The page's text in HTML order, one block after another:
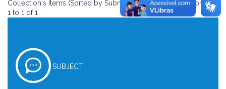
Collection's Items (Sorted by Submit Date in Descending order):
1 to 1 of 1
SUBJECT